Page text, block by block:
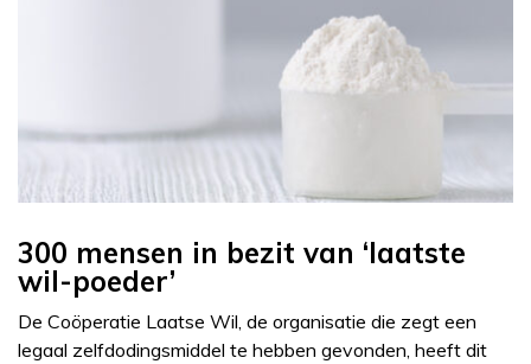
300 mensen in bezit van ‘laatste
wil-poeder’
De Coöperatie Laatse Wil, de organisatie die zegt een
legaal zelfdodingsmiddel te hebben gevonden, heeft dit